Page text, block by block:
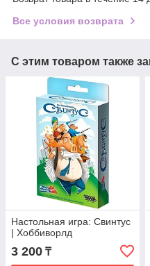
Все условия возврата
С этим товаром также
Настольная игра: Свинтус
| Хоббиворлд
3 200 ₸